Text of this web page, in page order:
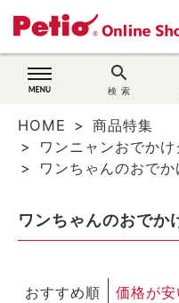
search
検 索
猫用品
ブランド別に探す
目的別に探す
HOME
商品特集
ワンニャンおでか
ワンちゃんのおで
ワンちゃんのおでか
おすすめ順 価格が